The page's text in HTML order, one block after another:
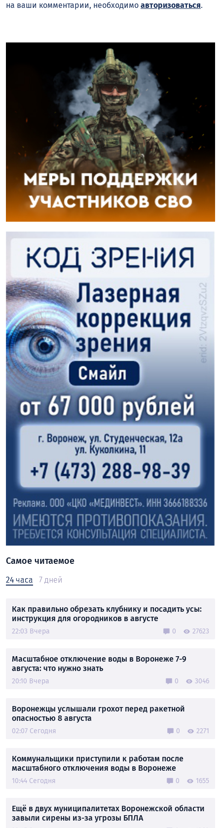
на ваши комментарии, необходимо авторизоваться.
Самое читаемое
24 часа 7 дней
Как правильно обрезать клубнику и посадить усы:
инструкция для огородников в августе
22:03 Вчера 0 27623
Масштабное отключение воды в Воронеже 7-9
августа: что нужно знать
20:10 Вчера 0 3046
Воронежцы услышали грохот перед ракетной
опасностью 8 августа
02:07 Сегодня 0 2271
Коммунальщики приступили к работам после
масштабного отключения воды в Воронеже
10:44 Сегодня 0 1655
Ещё в двух муниципалитетах Воронежской области
завыли сирены из-за угрозы БПЛА